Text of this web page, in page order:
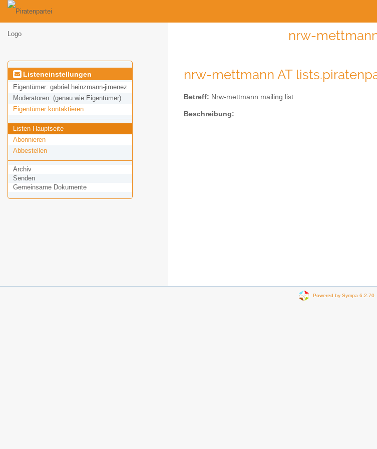
nrw-
Listeneinstellungen
Eigentümer: gabriel.heinzmann-jimenez
Moderatoren: (genau wie Eigentümer)
Eigentümer kontaktieren
Listen-Hauptseite
Abonnieren
Abbestellen
Archiv
Senden
Gemeinsame Dokumente
nrw-mettmann AT
Betreff: Nrw-mettmann mailing list
Beschreibung:
Powered by Sympa 6.2.70